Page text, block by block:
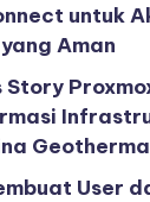
untuk
Aman
Story
User